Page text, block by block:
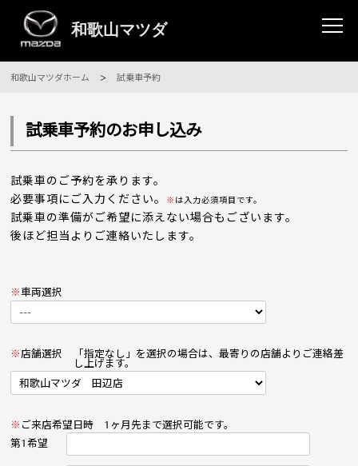
和歌山マツダホーム 試乗車予約
試乗車予約のお申し込み
試乗車のご予約を承ります。
必要事項にご入力ください。
※ は入力必須項目です。
試乗車の準備がご希望に添えない場合もございます。
後ほど担当よりご連絡いたします。
※車両選択
※ 店舗選択
「指定なし」を選択の場合は、最寄りの店舗よりご連絡差
し上げます。
※ ご来店希望日時
1ヶ月先まで選択可能です。
第1希望